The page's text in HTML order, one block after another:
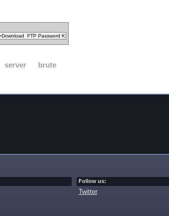
server
brute
Follow us:
Twitter